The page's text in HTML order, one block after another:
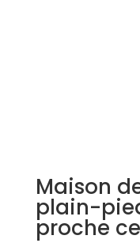
Maison
plain-
proche